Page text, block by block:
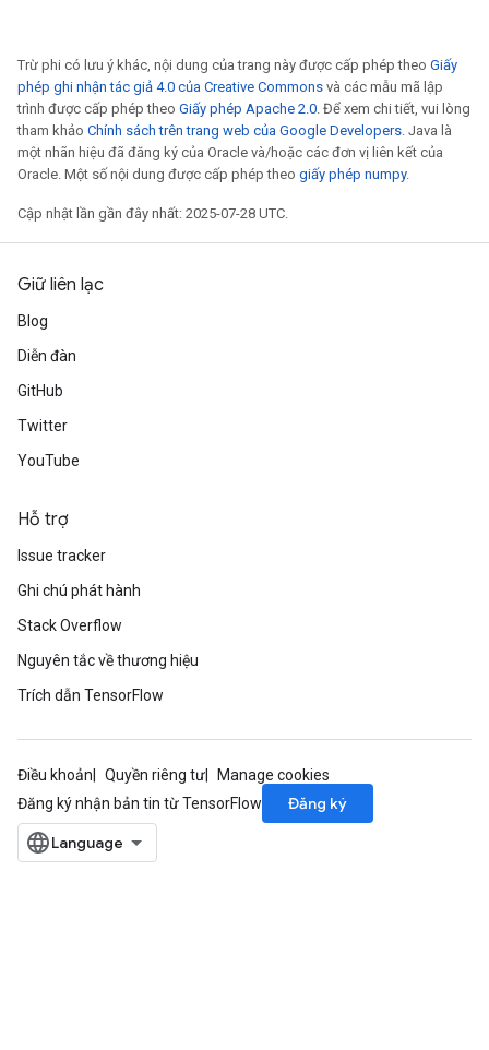
Trừ phi có lưu ý khác, nội dung của trang này được cấp phép theo Giấy
phép ghi nhận tác giả 4.0 của Creative Commons và các mẫu mã lập
trình được cấp phép theo Giấy phép Apache 2.0. Để xem chi tiết, vui lòng
tham khảo Chính sách trên trang web của Google Developers. Java là
một nhãn hiệu đã đăng ký của Oracle và/hoặc các đơn vị liên kết của
Oracle. Một số nội dung được cấp phép theo giấy phép numpy.
Cập nhật lần gần đây nhất: 2025-07-28 UTC.
Giữ liên lạc
Blog
Diễn đàn
GitHub
Twitter
YouTube
Hỗ trợ
Issue tracker
Ghi chú phát hành
Stack Overflow
Nguyên tắc về thương hiệu
Trích dẫn TensorFlow
Điều khoản Quyền riêng tư
Manage cookies
Đăng ký nhận bản tin từ TensorFlow
Đăng ký